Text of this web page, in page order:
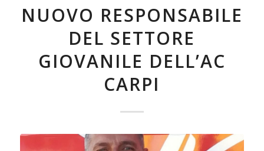
NUOVO RESPONSABILE
DEL SETTORE
GIOVANILE DELL’AC
CARPI